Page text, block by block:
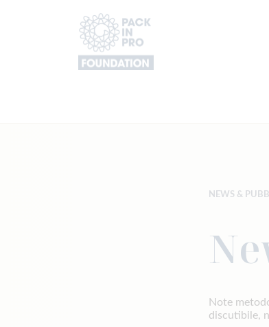
PackInPro
NEWS &
Note
discutibile,